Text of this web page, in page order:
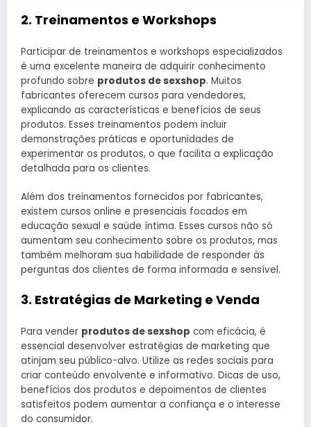
2. Treinamentos e Workshops
Participar de treinamentos e workshops especializados
é uma excelente maneira de adquirir conhecimento
profundo sobre produtos de sexshop. Muitos
fabricantes oferecem cursos para vendedores,
explicando as características e benefícios de seus
produtos. Esses treinamentos podem incluir
demonstrações práticas e oportunidades de
experimentar os produtos, o que facilita a explicação
detalhada para os clientes.
Além dos treinamentos fornecidos por fabricantes,
existem cursos online e presenciais focados em
educação sexual e saúde íntima. Esses cursos não só
aumentam seu conhecimento sobre os produtos, mas
também melhoram sua habilidade de responder às
perguntas dos clientes de forma informada e sensível.
3. Estratégias de Marketing e Venda
Para vender produtos de sexshop com eficácia, é
essencial desenvolver estratégias de marketing que
atinjam seu público-alvo. Utilize as redes sociais para
criar conteúdo envolvente e informativo. Dicas de uso,
benefícios dos produtos e depoimentos de clientes
satisfeitos podem aumentar a confiança e o interesse
do consumidor.